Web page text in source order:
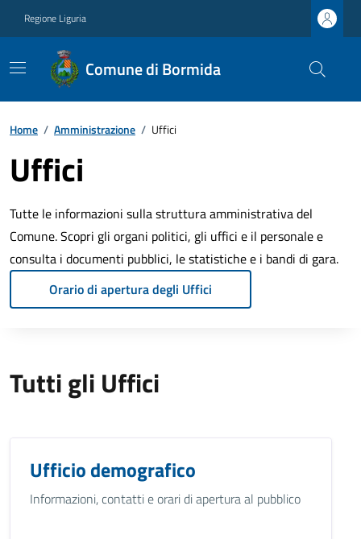
Regione Liguria
Comune di Bormida
Home / Amministrazione / Uffici
Uffici
Tutte le informazioni sulla struttura amministrativa del
Comune. Scopri gli organi politici, gli uffici e il personale e
consulta i documenti pubblici, le statistiche e i bandi di gara.
Orario di apertura degli Uffici
Tutti gli Uffici
Ufficio demografico
Informazioni, contatti e orari di apertura al pubblico